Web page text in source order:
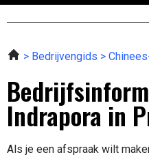
Bedrijvengids
Indrapora in
Als je een afspraak wilt